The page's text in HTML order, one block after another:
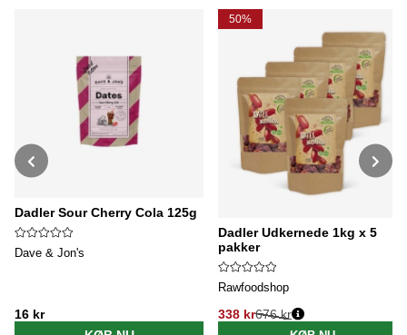
Dadler Sour Cherry Cola 125g
Dave & Jon's
16 kr
50%
Dadler Udkernede 1kg x 5
pakker
Rawfoodshop
338 kr
Normalpris:
676 kr